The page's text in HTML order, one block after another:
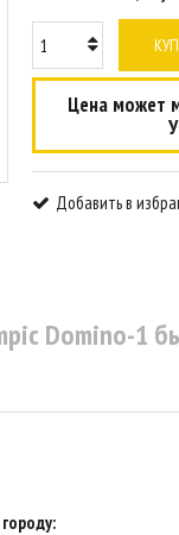
Цена может
Добавить в
Domino-1